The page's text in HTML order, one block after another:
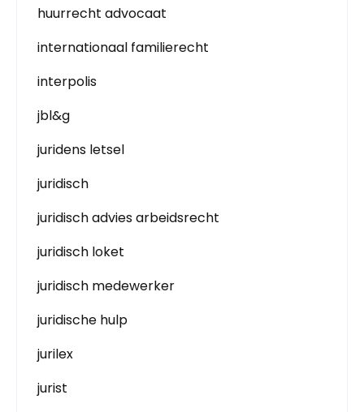
huurrecht advocaat
internationaal familierecht
interpolis
jbl&g
juridens letsel
juridisch
juridisch advies arbeidsrecht
juridisch loket
juridisch medewerker
juridische hulp
jurilex
jurist